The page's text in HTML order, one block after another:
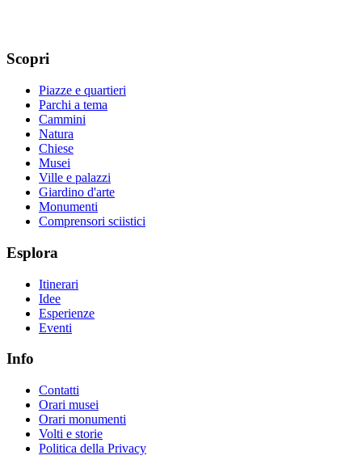
Scopri
Piazze e quartieri
Parchi a tema
Cammini
Natura
Chiese
Musei
Ville e palazzi
Giardino d'arte
Monumenti
Comprensori sciistici
Esplora
Itinerari
Idee
Esperienze
Eventi
Info
Contatti
Orari musei
Orari monumenti
Volti e storie
Politica della Privacy